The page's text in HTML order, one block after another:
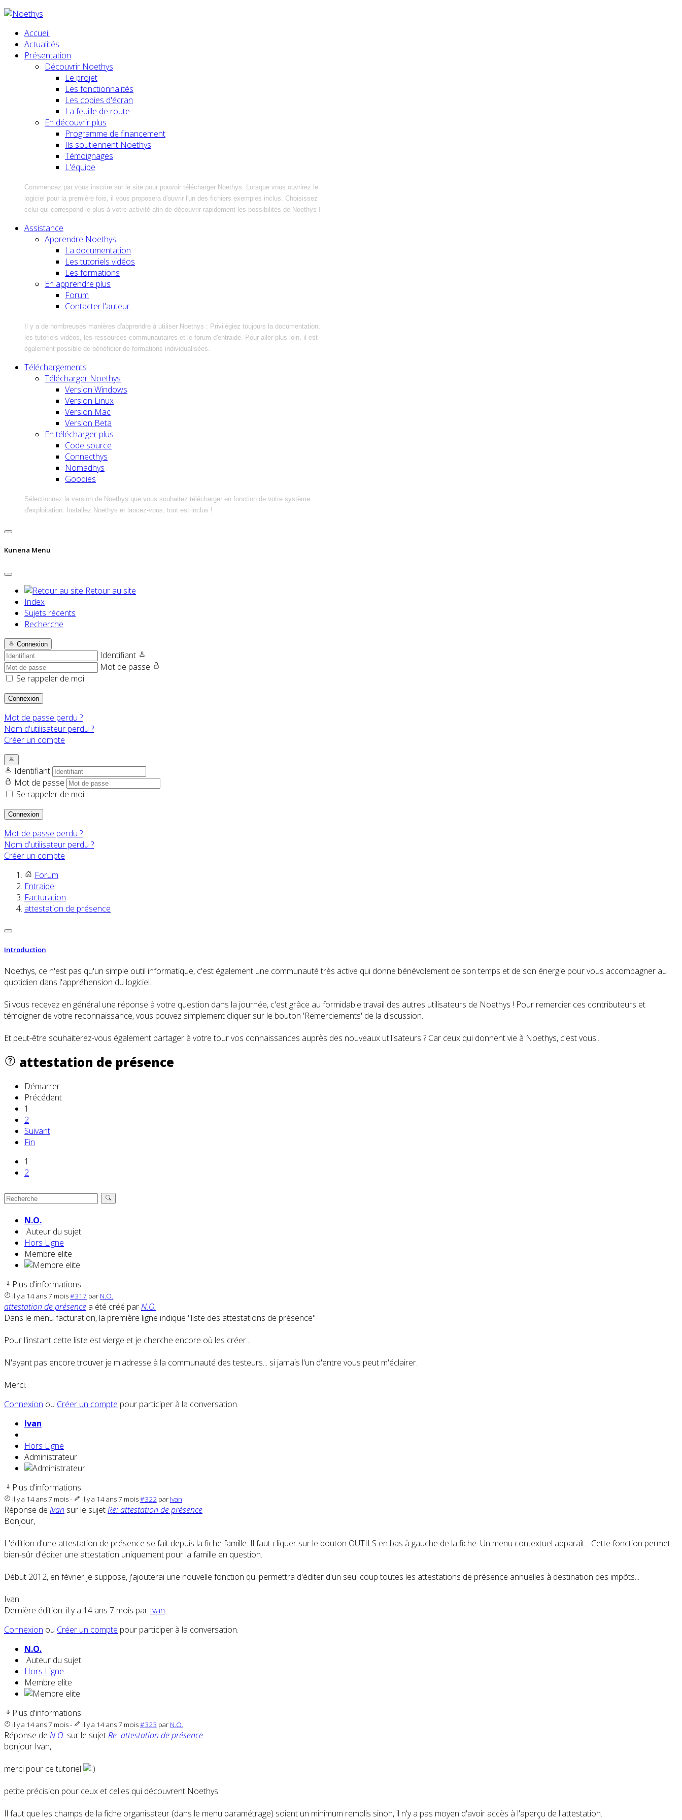
Accueil
Actualités
Présentation
Découvrir Noethys
Le projet
Les fonctionnalités
Les copies d'écran
La feuille de route
En découvrir plus
Programme de financement
Ils soutiennent Noethys
Témoignages
L'équipe
Commencez par vous inscrire sur le site pour pouvoir télécharger Noethys. Lorsque vous ouvrirez le
logiciel pour la première fois, il vous proposera d'ouvrir l'un des fichiers exemples inclus. Choisissez
celui qui correspond le plus à votre activité afin de découvrir rapidement les possibilités de Noethys !
Assistance
Apprendre Noethys
La documentation
Les tutoriels vidéos
Les formations
En apprendre plus
Forum
Contacter l'auteur
Il y a de nombreuses manières d'apprendre à utiliser Noethys : Privilégiez toujours la documentation,
les tutoriels vidéos, les ressources communautaires et le forum d'entraide. Pour aller plus loin, il est
également possible de bénéficier de formations individualisées.
Téléchargements
Télécharger Noethys
Version Windows
Version Linux
Version Mac
Version Beta
En télécharger plus
Code source
Connecthys
Nomadhys
Goodies
Sélectionnez la version de Noethys que vous souhaitez télécharger en fonction de votre système
d'exploitation. Installez Noethys et lancez-vous, tout est inclus !
Kunena Menu
Retour au site
Index
Sujets récents
Recherche
Connexion
Identifiant
Mot de passe
Se rappeler de moi
Connexion
Mot de passe perdu ?
Nom d'utilisateur perdu ?
Créer un compte
Identifiant
Mot de passe
Se rappeler de moi
Connexion
Mot de passe perdu ?
Nom d'utilisateur perdu ?
Créer un compte
Forum
Entraide
Facturation
attestation de présence
Introduction
Noethys, ce n'est pas qu'un simple outil informatique, c'est également une communauté très active qui donne bénévolement de son temps et de son énergie pour vous accompagner au
quotidien dans l'appréhension du logiciel.
Si vous recevez en général une réponse à votre question dans la journée, c'est grâce au formidable travail des autres utilisateurs de Noethys ! Pour remercier ces contributeurs et
témoigner de votre reconnaissance, vous pouvez simplement cliquer sur le bouton 'Remerciements' de la discussion.
Et peut-être souhaiterez-vous également partager à votre tour vos connaissances auprès des nouveaux utilisateurs ? Car ceux qui donnent vie à Noethys, c'est vous...
attestation de présence
Démarrer
Précédent
1
2
Suivant
Fin
1
2
N.O.
Auteur du sujet
Hors Ligne
Membre elite
Plus d'informations
il y a 14 ans 7 mois#317 par N.O.
attestation de présence a été créé parN.O.
Dans le menu facturation, la première ligne indique "liste des attestations de présence"
Pour l'instant cette liste est vierge et je cherche encore où les créer...
N'ayant pas encore trouver je m'adresse à la communauté des testeurs... si jamais l'un d'entre vous peut m'éclairer.
Merci.
Connexion ou Créer un compte pour participer à la conversation.
Ivan
Hors Ligne
Administrateur
Plus d'informations
il y a 14 ans 7 mois- il y a 14 ans 7 mois#322 par Ivan
Réponse de Ivan sur le sujetRe: attestation de présence
Bonjour,
L'édition d'une attestation de présence se fait depuis la fiche famille. Il faut cliquer sur le bouton OUTILS en bas à gauche de la fiche. Un menu contextuel apparaît... Cette fonction permet
bien-sûr d'éditer une attestation uniquement pour la famille en question.
Début 2012, en février je suppose, j'ajouterai une nouvelle fonction qui permettra d'éditer d'un seul coup toutes les attestations de présence annuelles à destination des impôts...
Ivan
Dernière édition: il y a 14 ans 7 mois par Ivan.
Connexion ou Créer un compte pour participer à la conversation.
N.O.
Auteur du sujet
Hors Ligne
Membre elite
Plus d'informations
il y a 14 ans 7 mois- il y a 14 ans 7 mois#323 par N.O.
Réponse de N.O. sur le sujetRe: attestation de présence
bonjour Ivan,
merci pour ce tutoriel
petite précision pour ceux et celles qui découvrent Noethys :
Il faut que les champs de la fiche organisateur (dans le menu paramétrage) soient un minimum remplis sinon, il n'y a pas moyen d'avoir accès à l'aperçu de l'attestation.